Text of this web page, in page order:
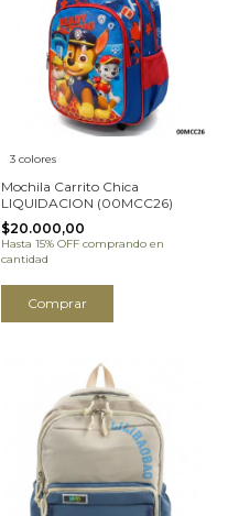
3 colores
Mochila Carrito Chica
LIQUIDACION (00MCC26)
$20.000,00
Hasta 15% OFF comprando en
cantidad
Comprar